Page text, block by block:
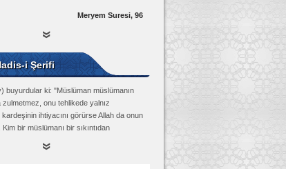
Meryem Suresi, 96
i Şerifi
buyurdular ki: "Müslüman müslümanın
onu tehlikede yalnız
ihtiyacını görürse Allah da onun
Kim bir müslümanı bir sıkıntıdan
Kim bir müslümanı örterse, Allah da